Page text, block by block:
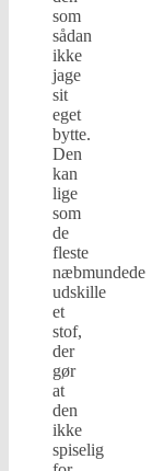
som
sådan
ikke
jage
sit
eget
bytte.
Den
kan
lige
som
de
fleste
næbmundede
udskille
et
stof,
der
gør
at
den
ikke
spiselig